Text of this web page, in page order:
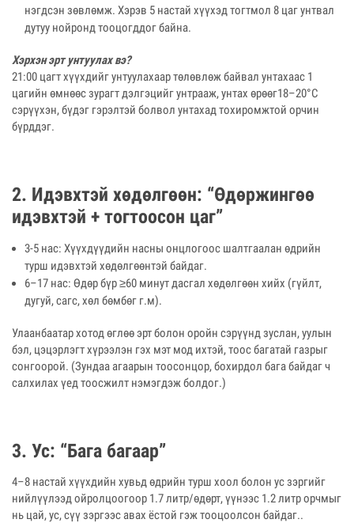
нэгдсэн зөвлөмж. Хэрэв 5 настай хүүхэд тогтмол 8 цаг унтвал
дутуу нойронд тооцогддог байна.
Хэрхэн эрт унтуулах вэ?
21:00 цагт хүүхдийг унтуулахаар төлөвлөж байвал унтахаас 1
цагийн өмнөөс зурагт дэлгэцийг унтрааж, унтах өрөөг18–20°C
сэрүүхэн, бүдэг гэрэлтэй болвол унтахад тохиромжтой орчин
бүрддэг.
2. Идэвхтэй хөдөлгөөн: “Өдөржингөө
идэвхтэй + тогтоосон цаг”
3-5 нас: Хүүхдүүдийн насны онцлогоос шалтгаалан өдрийн
турш идэвхтэй хөдөлгөөнтэй байдаг.
6–17 нас: Өдөр бүр ≥60 минут дасгал хөдөлгөөн хийх (гүйлт,
дугуй, сагс, хөл бөмбөг г.м).
Улаанбаатар хотод өглөө эрт болон оройн сэрүүнд зуслан, уулын
бэл, цэцэрлэгт хүрээлэн гэх мэт мод ихтэй, тоос багатай газрыг
сонгоорой. (Зундаа агаарын тоосонцор, бохирдол бага байдаг ч
салхилах үед тоосжилт нэмэгдэж болдог.)
3. Ус: “Бага багаар”
4–8 настай хүүхдийн хувьд өдрийн турш хоол болон ус зэргийг
нийлүүлээд ойролцоогоор 1.7 литр/өдөрт, үүнээс 1.2 литр орчмыг
нь цай, ус, сүү зэргээс авах ёстой гэж тооцоолсон байдаг..